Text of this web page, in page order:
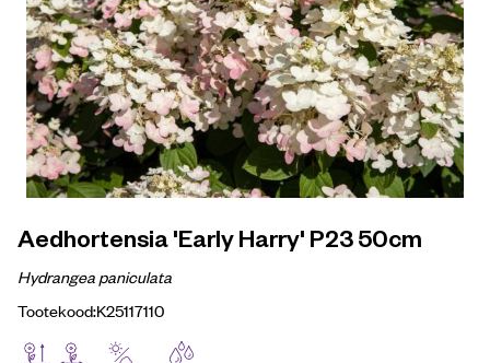
Aedhortensia 'Early Harry' P23 50cm
Hydrangea paniculata
Tootekood:K25117110